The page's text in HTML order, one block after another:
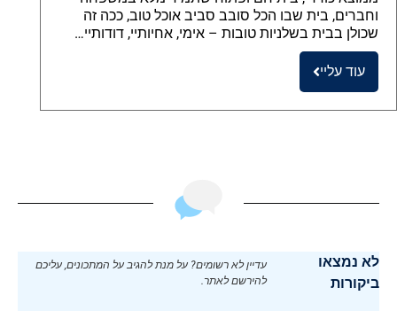
וחברים, בית שבו הכל סובב סביב אוכל טוב, ככה זה
שכולן בבית בשלניות טובות – אימי, אחיותיי, דודותיי…
עוד עליי
לא נמצאו
ביקורות
עדיין לא רשומים? על מנת להגיב על המתכונים, עליכם
להירשם לאתר.